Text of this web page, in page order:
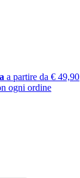
a partire da € 49,90
ogni ordine